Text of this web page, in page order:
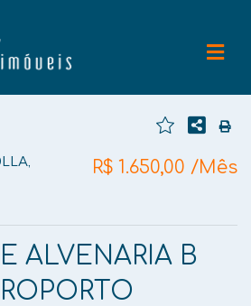
R$ 1.650,00 /Mês
ALVENARIA B